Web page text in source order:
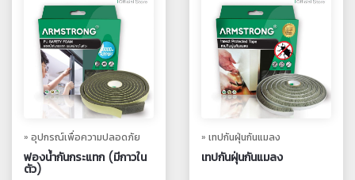
» อุปกรณ์เพื่อความปลอดภัย
ฟองน้ำกันกระแทก (มีกาวใน
ตัว)
» เทปกันฝุ่นกันแมลง
เทปกันฝุ่นกันแมลง